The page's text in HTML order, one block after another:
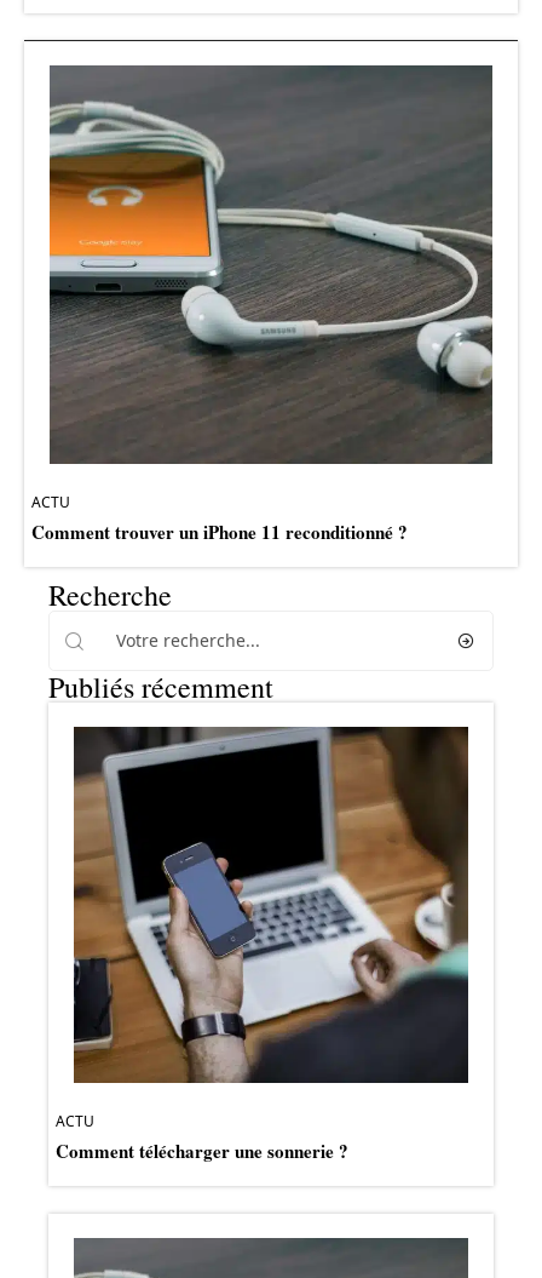
ACTU
Comment trouver un iPhone 11 reconditionné ?
Recherche
Publiés récemment
ACTU
Comment télécharger une sonnerie ?